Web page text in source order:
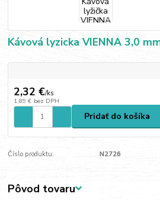
Kávová lyzicka VIENNA 3,0
2,32 €/ks
1,89 € bez DPH
Pridať do košíka
Číslo produktu: N2726
Pôvod tovaru